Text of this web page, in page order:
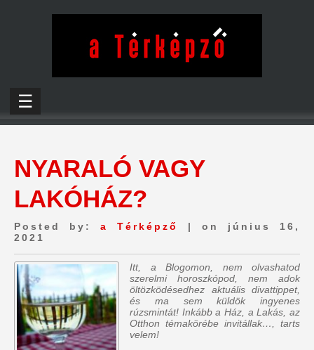
☰
NYARALÓ VAGY
LAKÓHÁZ?
Posted by:a Térképző
| on június 16,
2021
Itt, a Blogomon, nem olvashatod
szerelmi horoszkópod, nem adok
öltözködésedhez aktuális divattippet,
és ma sem küldök ingyenes
rúzsmintát! Inkább a Ház, a Lakás, az
Otthon témakörébe invitállak…, tarts
velem!